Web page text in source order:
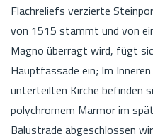
Flachreliefs verzierte
von 1515 stammt und von
Magno überragt wird, fügt
Hauptfassade ein; Im
unterteilten Kirche befinden
polychromem Marmor im
Balustrade abgeschlossen